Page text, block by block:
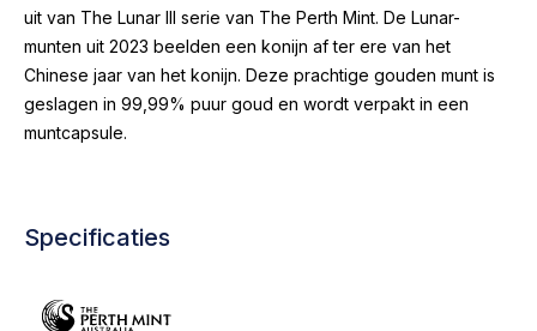
uit van The Lunar III serie van The Perth Mint. De Lunar-
munten uit 2023 beelden een konijn af ter ere van het
Chinese jaar van het konijn. Deze prachtige gouden munt is
geslagen in 99,99% puur goud en wordt verpakt in een
muntcapsule.
Specificaties